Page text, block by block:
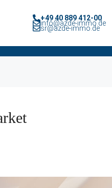
+49 40 889 412-00
info@azde-immo.de
sr@azde-immo.de